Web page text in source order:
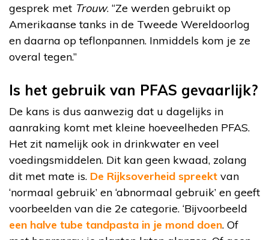
gesprek met Trouw. “Ze werden gebruikt op
Amerikaanse tanks in de Tweede Wereldoorlog
en daarna op teflonpannen. Inmiddels kom je ze
overal tegen.”
Is het gebruik van PFAS gevaarlijk?
De kans is dus aanwezig dat u dagelijks in
aanraking komt met kleine hoeveelheden PFAS.
Het zit namelijk ook in drinkwater en veel
voedingsmiddelen. Dit kan geen kwaad, zolang
dit met mate is. De Rijksoverheid spreekt van
‘normaal gebruik’ en ‘abnormaal gebruik’ en geeft
voorbeelden van die 2e categorie. ‘Bijvoorbeeld
een halve tube tandpasta in je mond doen. Of